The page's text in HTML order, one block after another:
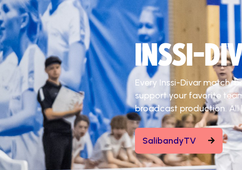
INSSI-
Every Inssi-Divar match,
support your favorite
broadcast production. All
SalibandyTV